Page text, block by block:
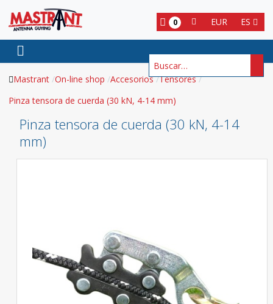
ES
EUR
0
Buscar
Mastrant On-line shop Accesorios Tensores
Pinza tensora de cuerda (30 kN, 4-14 mm)
Pinza tensora de cuerda (30 kN, 4-14
mm)